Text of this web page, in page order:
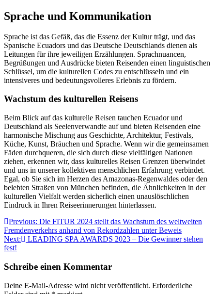
Sprache und Kommunikation
Sprache ist das Gefäß, das die Essenz der Kultur trägt, und das
Spanische Ecuadors und das Deutsche Deutschlands dienen als
Leitungen für ihre jeweiligen Erzählungen. Sprachnuancen,
Begrüßungen und Ausdrücke bieten Reisenden einen linguistischen
Schlüssel, um die kulturellen Codes zu entschlüsseln und ein
intensiveres und bedeutungsvolleres Erlebnis zu fördern.
Wachstum des kulturellen Reisens
Beim Blick auf das kulturelle Reisen tauchen Ecuador und
Deutschland als Seelenverwandte auf und bieten Reisenden eine
harmonische Mischung aus Geschichte, Architektur, Festivals,
Küche, Kunst, Bräuchen und Sprache. Wenn wir die gemeinsamen
Fäden durchqueren, die sich durch diese vielfältigen Nationen
ziehen, erkennen wir, dass kulturelles Reisen Grenzen überwindet
und uns in unserer kollektiven menschlichen Erfahrung verbindet.
Egal, ob Sie sich im Herzen des Amazonas-Regenwaldes oder den
belebten Straßen von München befinden, die Ähnlichkeiten in der
kulturellen Vielfalt werden sicherlich einen unauslöschlichen
Eindruck in Ihren Reiseerinnerungen hinterlassen.
Beitragsnavigation
Previous: Die FITUR 2024 stellt das Wachstum des weltweiten
Fremdenverkehrs anhand von Rekordzahlen unter Beweis
Next:
LEADING SPA AWARDS 2023 – Die Gewinner stehen
fest!
Schreibe einen Kommentar
Deine E-Mail-Adresse wird nicht veröffentlicht. Erforderliche